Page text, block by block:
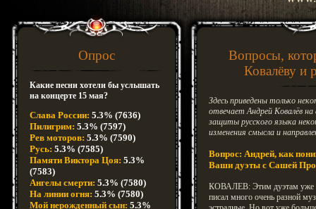
Опрос
Какие песни хотели бы услышать
на концерте 15 мая?
Слава России: 5.3% (7636)
Пилигрим: 5.3% (7597)
Рев моторов: 5.3% (7590)
Русь: 5.3% (7585)
Памяти Виктора Цоя: 5.3%
(7583)
Ангелы смерти: 5.3% (7580)
На линии огня: 5.3% (7580)
Мой нерожденный сын: 5.3%
Вопросы,
Ковалёву и
Здесь приведены только
отвечает Андрей Ковалёв
защиты русского языка
изменения смысла и
Вопрос: Андрей, как
Ваши дуэты с Сашей
КОВАЛЕВ: Этим дуэтам уже
писал много очень разной